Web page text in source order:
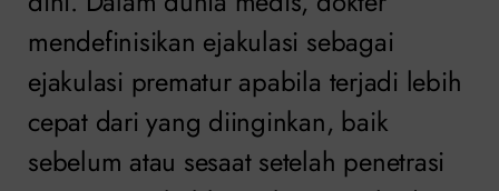
mendefinisikan ejakulasi sebagai
ejakulasi prematur apabila terjadi lebih
cepat dari yang diinginkan, baik
sebelum atau sesaat setelah penetrasi